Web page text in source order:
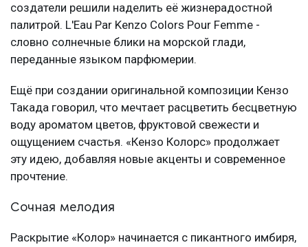
создатели решили наделить её жизнерадостной
палитрой. L'Eau Par Kenzo Colors Pour Femme -
словно солнечные блики на морской глади,
переданные языком парфюмерии.
Ещё при создании оригинальной композиции Кензо
Такада говорил, что мечтает расцветить бесцветную
воду ароматом цветов, фруктовой свежести и
ощущением счастья. «Кензо Колорс» продолжает
эту идею, добавляя новые акценты и современное
прочтение.
Сочная мелодия
Раскрытие «Колор» начинается с пикантного имбиря,